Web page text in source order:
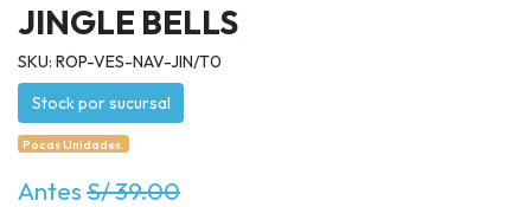
JINGLE BELLS
SKU: ROP-VES-NAV-JIN/T0
Stock por sucursal
Pocas Unidades.
AntesS/ 39.00